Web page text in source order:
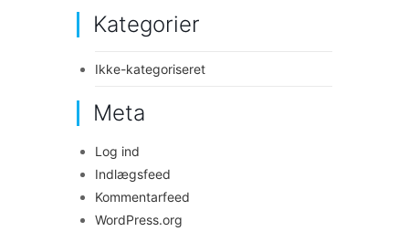
Kategorier
Ikke-kategoriseret
Meta
Log ind
Indlægsfeed
Kommentarfeed
WordPress.org